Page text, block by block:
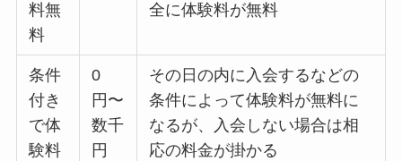
料無
料
全に体験料が無料
条件
付き
で体
験料
0
円〜
数千
円
その日の内に入会するなどの
条件によって体験料が無料に
なるが、入会しない場合は相
応の料金が掛かる